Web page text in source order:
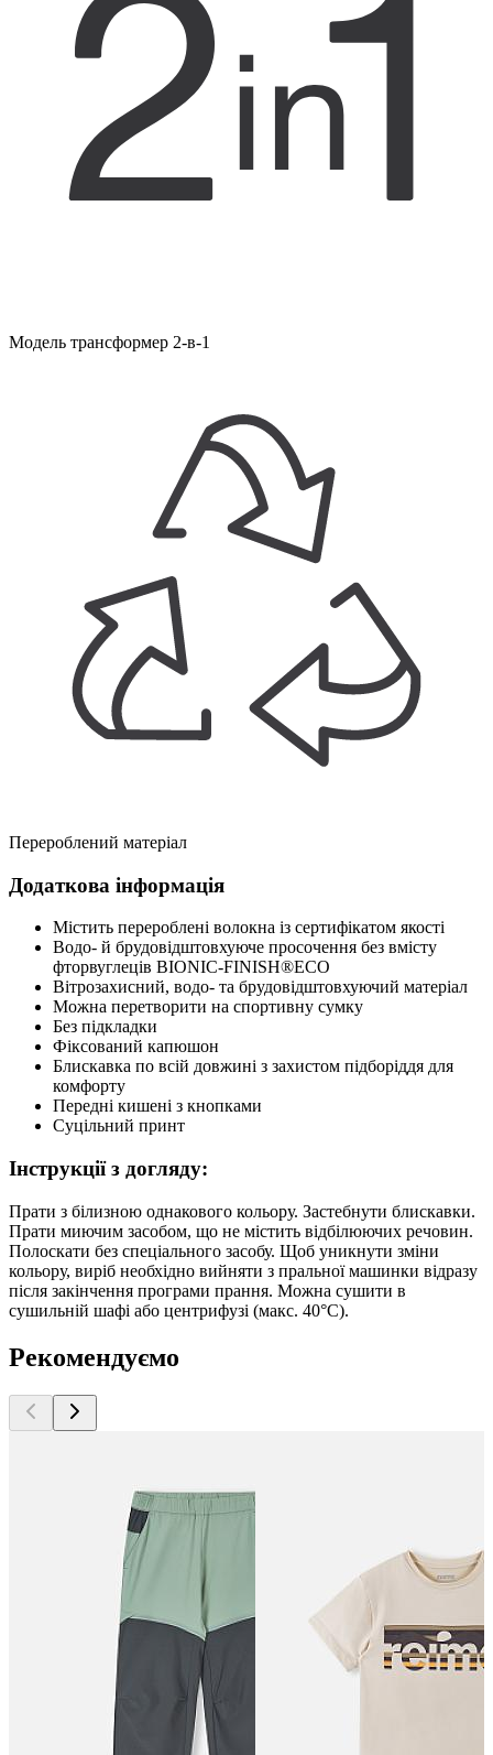
Модель трансформер 2-в-1
Перероблений матеріал
Додаткова інформація
Містить перероблені волокна із сертифікатом якості
Водо- й брудовідштовхуюче просочення без вмісту
фторвуглеців BIONIC-FINISH®ECO
Вітрозахисний, водо- та брудовідштовхуючий матеріал
Можна перетворити на спортивну сумку
Без підкладки
Фіксований капюшон
Блискавка по всій довжині з захистом підборіддя для
комфорту
Передні кишені з кнопками
Суцільний принт
Інструкції з догляду:
Прати з білизною однакового кольору. Застебнути блискавки.
Прати миючим засобом, що не містить відбілюючих речовин.
Полоскати без спеціального засобу. Щоб уникнути зміни
кольору, виріб необхідно вийняти з пральної машинки відразу
після закінчення програми прання. Можна сушити в
сушильній шафі або центрифузі (макс. 40°C).
Рекомендуємо